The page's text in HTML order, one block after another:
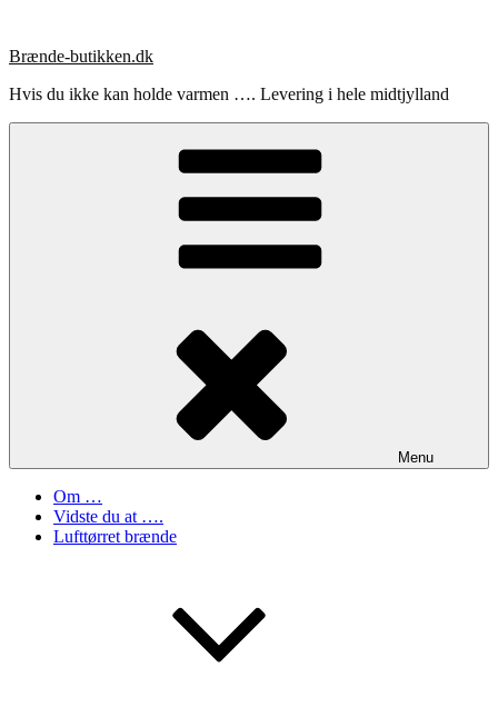
indhold
Brænde-butikken.dk
Hvis du ikke kan holde varmen …. Levering i hele midtjylland
Menu
Om …
Vidste du at ….
Lufttørret brænde